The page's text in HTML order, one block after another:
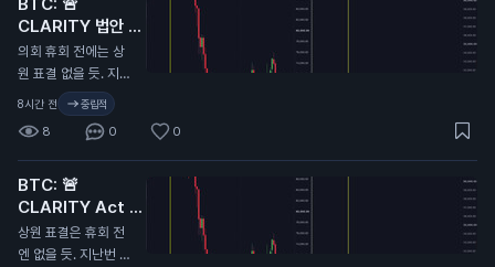
CLARITY 법안 또
연기...
N
의회 휴회 전에는 상
원 표결 없을 듯. 지난
번에 CLARITY 법안
이 미뤄졌을 때 비트
코인 9.7만 달러에서
6.4만 달러로 떡락했
었음. 무슨 말인지 감
오지...
8시간 전 중립적
8 0 0
BTC: 🚨
CLARITY Act 또
연기…
N
상원 표결은 휴회 전
엔 없을 듯. 지난번 C